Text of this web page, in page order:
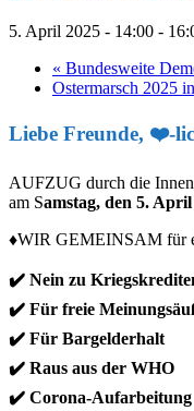
5. April 2025 - 14:00 -
« Bundesweite
Ostermarsch 2025
Liebe Freunde, ❤️-
AUFZUG durch die
am Samstag, den 5.
♦️WIR GEMEINSAM für
✔️ Nein zu
✔️ Für freie
✔️ Für Bargelderhalt
✔️ Raus aus der WHO
✔️ Corona-Aufarbeitung